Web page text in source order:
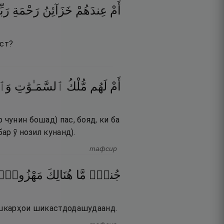
أَمْ عِندَهُمْ خَزَآئِنُ رَحْمَةِ
أَمْ لَهُم مُّلْكُ ٱلسَّمَـٰوَٰتِ
бошад) пас, бояд, ки ба
ӯ нозил кунанд).
тафсир
جُندٌۭ مَّا هُنَالِكَ
шикастдодашудаанд.